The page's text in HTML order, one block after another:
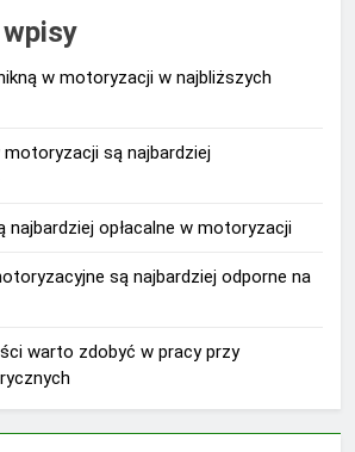
w motoryzacji w najbliższych
są najbardziej
najbardziej opłacalne w motoryzacji
są najbardziej odporne na
warto zdobyć w pracy przy